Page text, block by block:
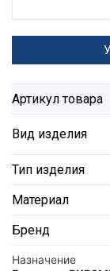
Артикул товара
Вид изделия
Тип изделия
Материал
Бренд
Назначение